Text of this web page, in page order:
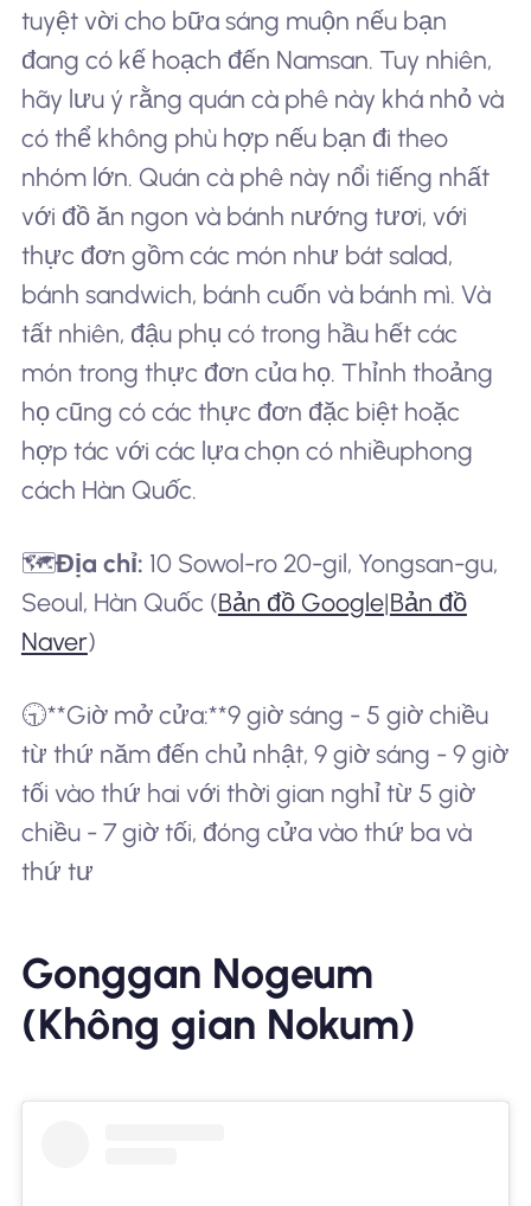
tuyệt vời cho bữa sáng muộn nếu bạn
đang có kế hoạch đến Namsan. Tuy nhiên,
hãy lưu ý rằng quán cà phê này khá nhỏ và
có thể không phù hợp nếu bạn đi theo
nhóm lớn. Quán cà phê này nổi tiếng nhất
với đồ ăn ngon và bánh nướng tươi, với
thực đơn gồm các món như bát salad,
bánh sandwich, bánh cuốn và bánh mì. Và
tất nhiên, đậu phụ có trong hầu hết các
món trong thực đơn của họ. Thỉnh thoảng
họ cũng có các thực đơn đặc biệt hoặc
hợp tác với các lựa chọn có nhiềuphong
cách Hàn Quốc.
🗺️Địa chỉ: 10 Sowol-ro 20-gil, Yongsan-gu,
Seoul, Hàn Quốc (Bản đồ Google|Bản đồ
Naver)
🕤**Giờ mở cửa:**9 giờ sáng - 5 giờ chiều
từ thứ năm đến chủ nhật, 9 giờ sáng - 9 giờ
tối vào thứ hai với thời gian nghỉ từ 5 giờ
chiều - 7 giờ tối, đóng cửa vào thứ ba và
thứ tư
Gonggan Nogeum
(Không gian Nokum)